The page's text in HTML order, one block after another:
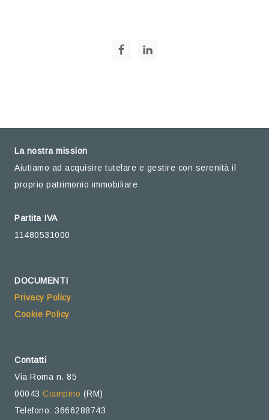
La nostra mission
Aiutiamo ad acquisire tutelare e gestire con serenità il
proprio patrimonio immobiliare
Partita IVA
11480531000
DOCUMENTI
Privacy Policy
Cookie Policy
Contatti
Via Roma n. 85
00043Ciampino (RM)
Telefono: 3666288743